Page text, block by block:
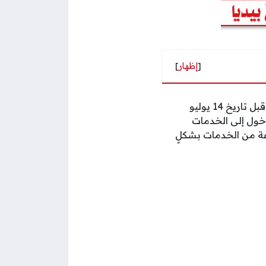
[إظهار]
يتوجّب على أصحاب البطاقات الشخصية من مواطنين ومقيمين الصادرة في سلطنة عمان قبل تاريخ 14 يوليو
إلى الخدمات
من الخدمات بشكلٍ